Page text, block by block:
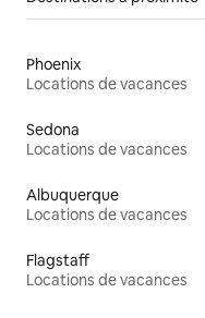
Phoenix
Locations de vacances
Sedona
Locations de vacances
Albuquerque
Locations de vacances
Flagstaff
Locations de vacances